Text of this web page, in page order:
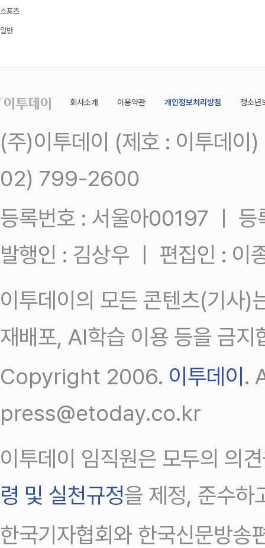
스포츠
일반
회사소개 이용약관 개인정보처리방침 청소년
(주)이투데이 (제호 : 이투데
02) 799-2600
등록번호 : 서울아00197 ㅣ
발행인 : 김상우 ㅣ 편집인 : 이
이투데이의 모든 콘텐츠(기사)
재배포, AI학습 이용 등을 금지
Copyright 2006. 이투데이.
press@etoday.co.kr
이투데이 임직원은 모두의 의
령 및 실천규정을 제정, 준수하
한국기자협회와 한국신문방송